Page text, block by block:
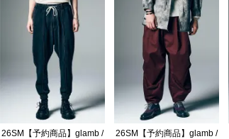
26SM【予約商品】glamb /
26SM【予約商品】glamb /